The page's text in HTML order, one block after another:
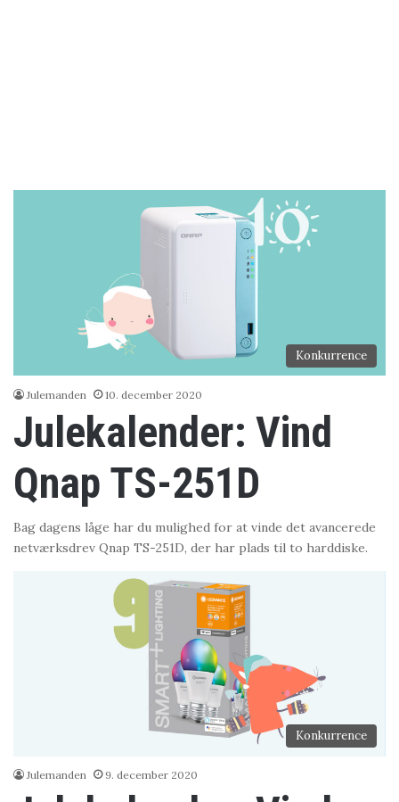
Konkurrence
Julemanden 10. december 2020
Julekalender: Vind
Qnap TS-251D
Bag dagens låge har du mulighed for at vinde det avancerede
netværksdrev Qnap TS-251D, der har plads til to harddiske.
Konkurrence
Julemanden 9. december 2020